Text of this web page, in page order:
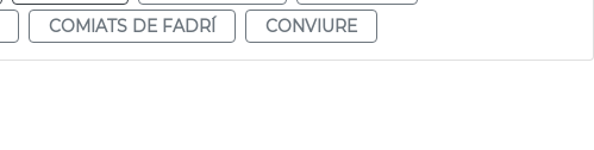
COMIATS DE FADRÍ CONVIURE